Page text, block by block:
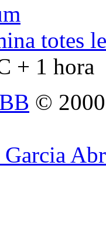
totes
+ 1 hora
©